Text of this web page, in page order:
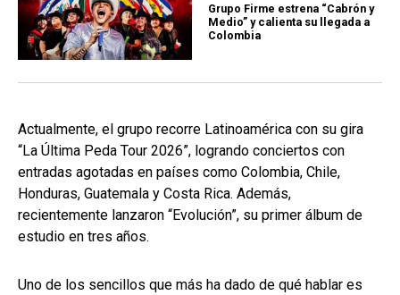
Grupo Firme estrena “Cabrón y
Medio” y calienta su llegada a
Colombia
Actualmente, el grupo recorre Latinoamérica con su gira
“La Última Peda Tour 2026”, logrando conciertos con
entradas agotadas en países como Colombia, Chile,
Honduras, Guatemala y Costa Rica. Además,
recientemente lanzaron “Evolución”, su primer álbum de
estudio en tres años.
Uno de los sencillos que más ha dado de qué hablar es